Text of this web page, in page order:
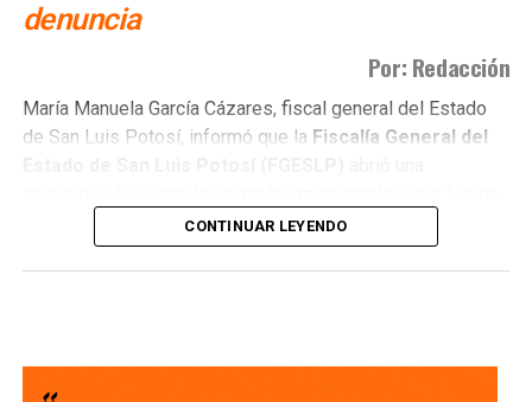
denuncia
Por: Redacción
María Manuela García Cázares, fiscal general del Estado
de San Luis Potosí, informó que la Fiscalía General del
captados en cámara en un sitio que las autoridades tienen
identificado comopunto de venta de drogas.
ser cuestionada sobre el caso.
CONTINUAR LEYENDO